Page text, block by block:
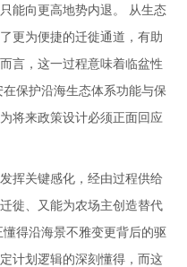
能向更高地势内退。 从生态
更为便捷的迁徙通道，有助
言，这一过程意味着临盆性
保护沿海生态体系功能与保
将来政策设计必须正面回应
挥关键感化，经由过程供给
徙、又能为农场主创造替代
得沿海景不雅变更背后的驱
计划逻辑的深刻懂得，而这